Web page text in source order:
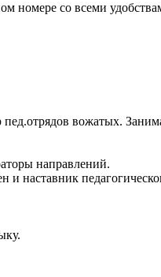
номере со всеми
вожатых.
направлений.
и наставник